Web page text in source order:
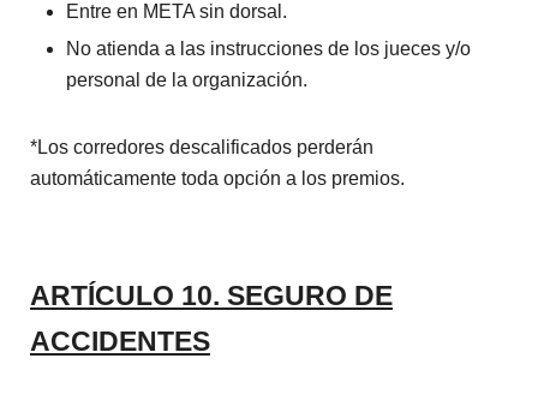
Entre en META sin dorsal.
No atienda a las instrucciones de los jueces y/o
personal de la organización.
*Los corredores descalifi­cados perderán
automáticamente toda opción a los premios.
ARTÍCULO 10. SEGURO DE
ACCIDENTES